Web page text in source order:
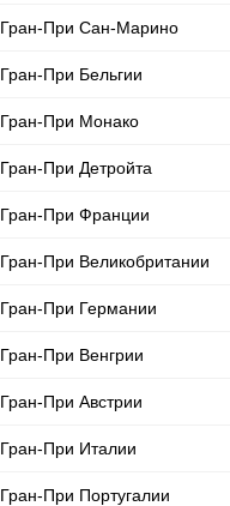
Гран-При Сан-Марино
Гран-При Бельгии
Гран-При Монако
Гран-При Детройта
Гран-При Франции
Гран-При Великобритании
Гран-При Германии
Гран-При Венгрии
Гран-При Австрии
Гран-При Италии
Гран-При Португалии